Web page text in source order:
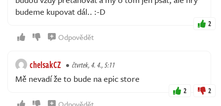
budeme kupovat dál.. :-D
2
Odpovědět
chelsakCZ čtvrtek, 4. 4., 5:11
Mě nevadí že to bude na epic store
2 2